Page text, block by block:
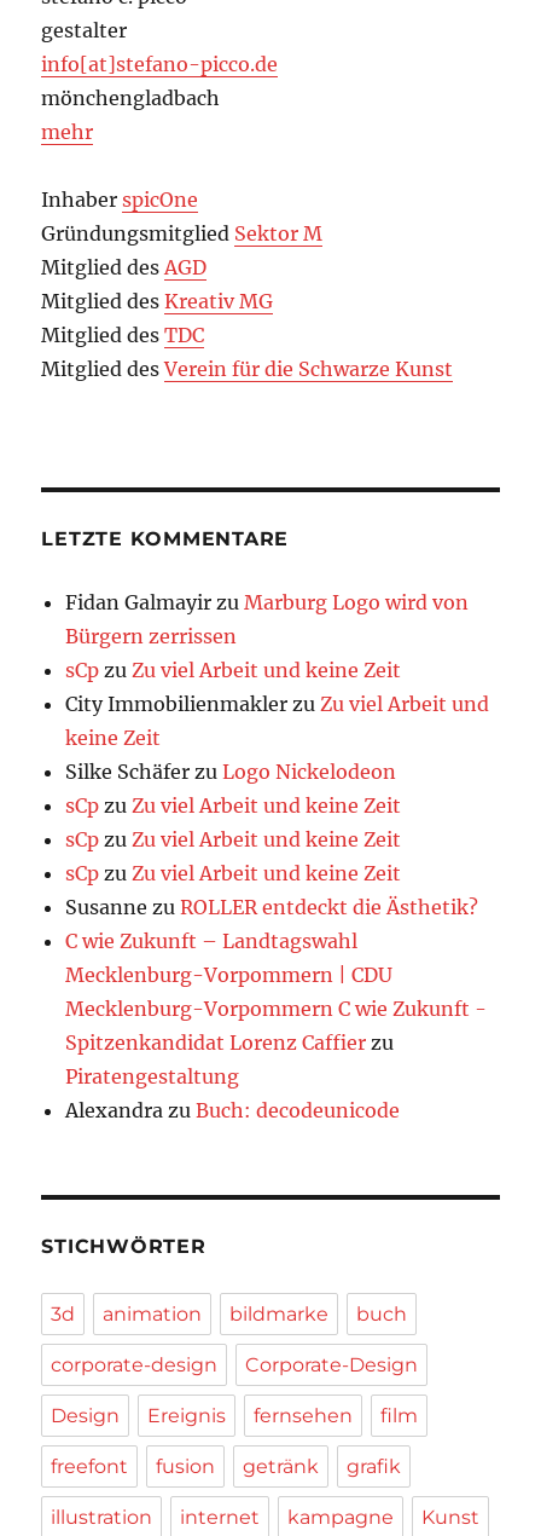
gestalter
info[at]stefano-picco.de
mönchengladbach
mehr
InhaberspicOne
Gründungsmitglied Sektor M
Mitglied desAGD
Mitglied desKreativ MG
Mitglied desTDC
Mitglied desVerein für die Schwarze Kunst
LETZTE KOMMENTARE
Fidan Galmayir zuMarburg Logo wird von
Bürgern zerrissen
sCp zuZu viel Arbeit und keine Zeit
City Immobilienmakler zuZu viel Arbeit und
keine Zeit
Silke Schäfer zuLogo Nickelodeon
sCp zuZu viel Arbeit und keine Zeit
sCp zuZu viel Arbeit und keine Zeit
sCp zuZu viel Arbeit und keine Zeit
Susanne zuROLLER entdeckt die Ästhetik?
C wie Zukunft – Landtagswahl
Mecklenburg-Vorpommern | CDU
Mecklenburg-Vorpommern C wie Zukunft -
Spitzenkandidat Lorenz Caffier zu
Piratengestaltung
Alexandra zuBuch: decodeunicode
STICHWÖRTER
3d animation bildmarke buch
corporate-design Corporate-Design
Design Ereignis fernsehen film
freefont fusion getränk grafik
illustration internet kampagne Kunst